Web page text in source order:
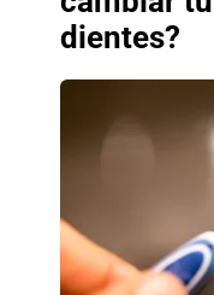
dientes?